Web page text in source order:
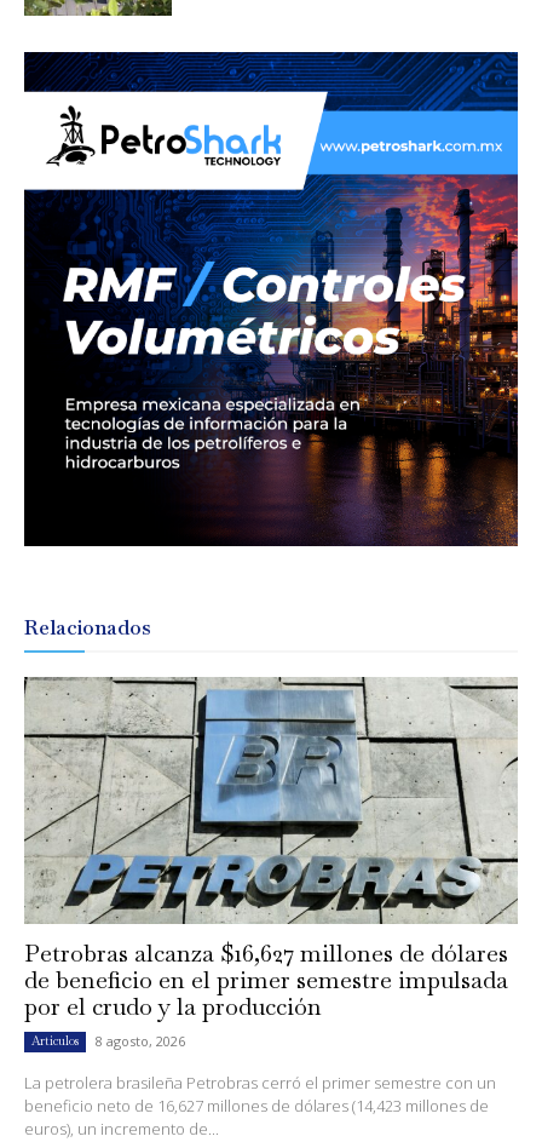
Relacionados
Petrobras alcanza $16,627 millones de dólares
de beneficio en el primer semestre impulsada
por el crudo y la producción
Artículos 8 agosto, 2026
La petrolera brasileña Petrobras cerró el primer semestre con un
beneficio neto de 16,627 millones de dólares (14,423 millones de
euros), un incremento de...